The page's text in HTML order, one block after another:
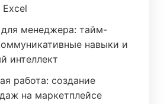
менеджера: тайм-
навыки и
интеллект
работа: создание
на маркетплейсе